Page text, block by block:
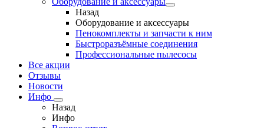
Назад
Оборудование и аксессуары
Пенокомплекты и запчасти к ним
Быстроразъёмные соединения
Профессиональные пылесосы
Все акции
Отзывы
Новости
Инфо
Назад
Инфо